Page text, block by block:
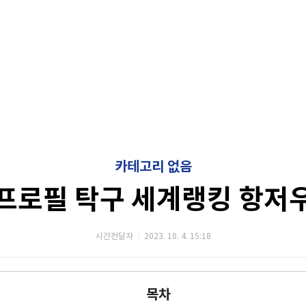
카테고리 없음
로필 탁구 세계랭킹 항저
시간전달자 2023. 10. 4. 15:18
목차